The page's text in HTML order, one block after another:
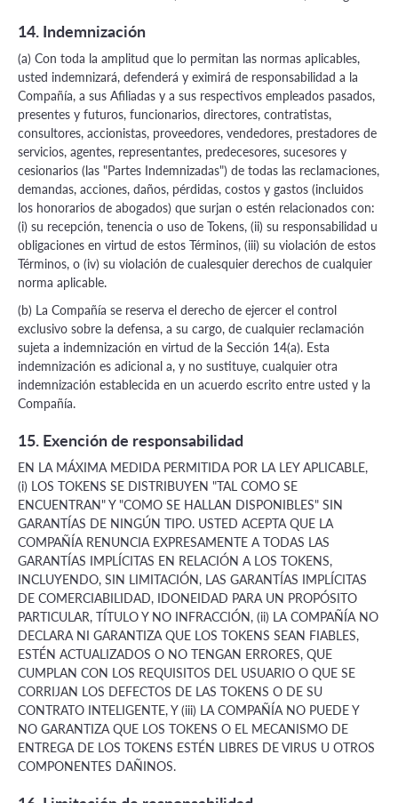
14. Indemnización
(a) Con toda la amplitud que lo permitan las normas aplicables,
usted indemnizará, defenderá y eximirá de responsabilidad a la
Compañía, a sus Afiliadas y a sus respectivos empleados pasados,
presentes y futuros, funcionarios, directores, contratistas,
consultores, accionistas, proveedores, vendedores, prestadores de
servicios, agentes, representantes, predecesores, sucesores y
cesionarios (las "Partes Indemnizadas") de todas las reclamaciones,
demandas, acciones, daños, pérdidas, costos y gastos (incluidos
los honorarios de abogados) que surjan o estén relacionados con:
(i) su recepción, tenencia o uso de Tokens, (ii) su responsabilidad u
obligaciones en virtud de estos Términos, (iii) su violación de estos
Términos, o (iv) su violación de cualesquier derechos de cualquier
norma aplicable.
(b) La Compañía se reserva el derecho de ejercer el control
exclusivo sobre la defensa, a su cargo, de cualquier reclamación
sujeta a indemnización en virtud de la Sección 14(a). Esta
indemnización es adicional a, y no sustituye, cualquier otra
indemnización establecida en un acuerdo escrito entre usted y la
Compañía.
15. Exención de responsabilidad
EN LA MÁXIMA MEDIDA PERMITIDA POR LA LEY APLICABLE,
(i) LOS TOKENS SE DISTRIBUYEN "TAL COMO SE
ENCUENTRAN" Y "COMO SE HALLAN DISPONIBLES" SIN
GARANTÍAS DE NINGÚN TIPO. USTED ACEPTA QUE LA
COMPAÑÍA RENUNCIA EXPRESAMENTE A TODAS LAS
GARANTÍAS IMPLÍCITAS EN RELACIÓN A LOS TOKENS,
INCLUYENDO, SIN LIMITACIÓN, LAS GARANTÍAS IMPLÍCITAS
DE COMERCIABILIDAD, IDONEIDAD PARA UN PROPÓSITO
PARTICULAR, TÍTULO Y NO INFRACCIÓN, (ii) LA COMPAÑÍA NO
DECLARA NI GARANTIZA QUE LOS TOKENS SEAN FIABLES,
ESTÉN ACTUALIZADOS O NO TENGAN ERRORES, QUE
CUMPLAN CON LOS REQUISITOS DEL USUARIO O QUE SE
CORRIJAN LOS DEFECTOS DE LAS TOKENS O DE SU
CONTRATO INTELIGENTE, Y (iii) LA COMPAÑÍA NO PUEDE Y
NO GARANTIZA QUE LOS TOKENS O EL MECANISMO DE
ENTREGA DE LOS TOKENS ESTÉN LIBRES DE VIRUS U OTROS
COMPONENTES DAÑINOS.